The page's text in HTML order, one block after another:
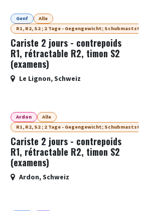
Genf
Alle
R1, R2, S2 ; 2 Tage - Gegengewicht;
Cariste 2 jours - contrepoids
R1, rétractable R2, timon S2
(examens)
Le Lignon,Schweiz
Ardon
Alle
R1, R2, S2 ; 2 Tage - Gegengewicht;
Cariste 2 jours - contrepoids
R1, rétractable R2, timon S2
(examens)
Ardon,Schweiz